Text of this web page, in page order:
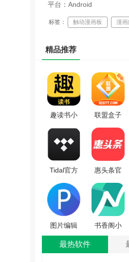
17:51:20
平台：Android
标签： 触动漫画板 漫
精品推荐
趣读书小
说安卓官
方版
V6.1.0
联盟盒子
最新免费
版 V1.5
Tidal官方
版
V2.112.0
惠头条官
方版
V4.7.0.0
图片编辑
大师官方
版 V1.3.5
书香阁小
说官方最
最热软件